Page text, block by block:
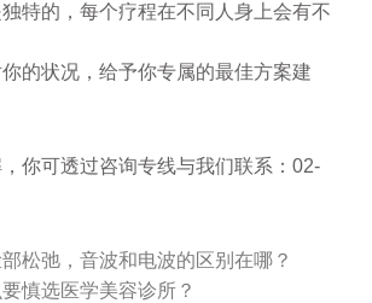
特的，每个疗程在不同人身上会有不
的状况，给予你专属的最佳方案建
你可透过咨询专线与我们联系：02-
松弛，音波和电波的区别在哪？
慎选医学美容诊所？